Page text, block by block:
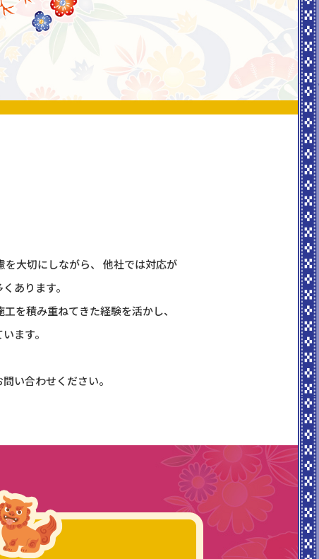
大切にしながら、 他社では対応が
あります。
を積み重ねてきた経験を活かし、
ます。
い合わせください。